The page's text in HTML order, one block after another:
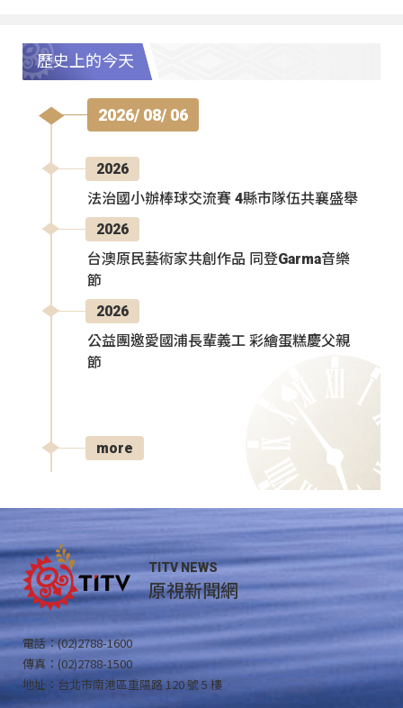
歷史上的今天
2026/ 08/ 06
2026
法治國小辦棒球交流賽 4縣市隊伍共襄盛舉
2026
台澳原民藝術家共創作品 同登Garma音樂
節
2026
公益團邀愛國浦長輩義工 彩繪蛋糕慶父親
節
more
TITV NEWS
原視新聞網
電話：(02)2788-1600
傳真：(02)2788-1500
地址：台北市南港區重陽路 120 號 5 樓